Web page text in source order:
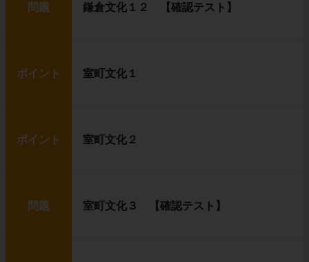
問題 鎌倉文化１２ 【確認テスト】
ポイント 室町文化１
ポイント 室町文化２
問題 室町文化３ 【確認テスト】